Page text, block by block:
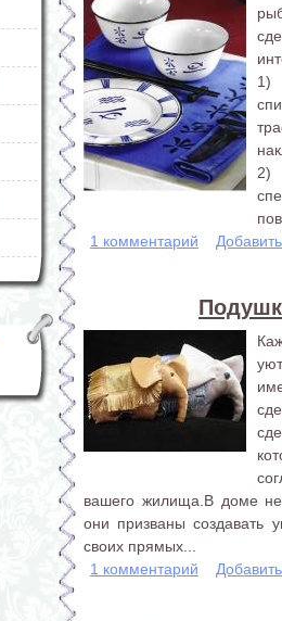
1)
2)
1 комментарий
вашего жилища.В доме
они призваны создавать
своих прямых...
1 комментарий